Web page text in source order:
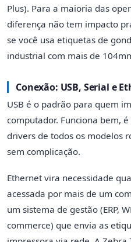
Plus). Para a maioria das
diferença não tem impacto
se você usa etiquetas de
industrial com mais de
Conexão: USB, Serial e
USB é o padrão para quem
computador. Funciona bem,
drivers de todos os modelos
sem complicação.
Ethernet vira necessidade
acessada por mais de um
um sistema de gestão (ERP,
commerce) que envia as